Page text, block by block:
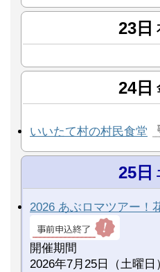
23日
24日
いいたて村の村民食堂
25日
2026 あぶロマツアー！
開催期間
2026年7月25日（土曜日